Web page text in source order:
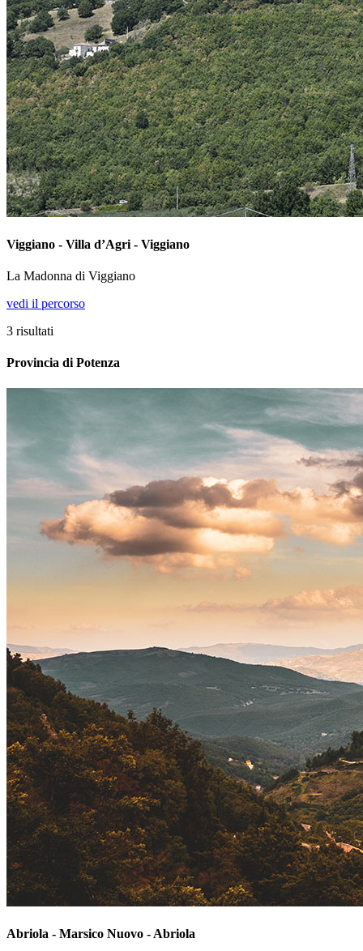
Viggiano - Villa d’Agri - Viggiano
La Madonna di Viggiano
vedi il percorso
3 risultati
Provincia di Potenza
Abriola - Marsico Nuovo - Abriola